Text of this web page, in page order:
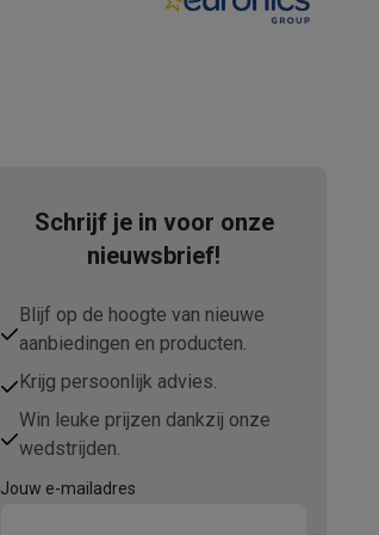
Schrijf je in voor onze
nieuwsbrief!
Blijf op de hoogte van nieuwe
aanbiedingen en producten.
Krijg persoonlijk advies.
Win leuke prijzen dankzij onze
wedstrijden.
Jouw e-mailadres